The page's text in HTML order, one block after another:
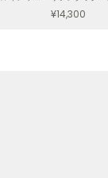
¥14,300